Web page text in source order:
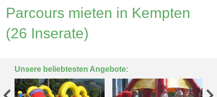
Parcours mieten in Kempten
(26 Inserate)
Unsere beliebtesten Angebote: